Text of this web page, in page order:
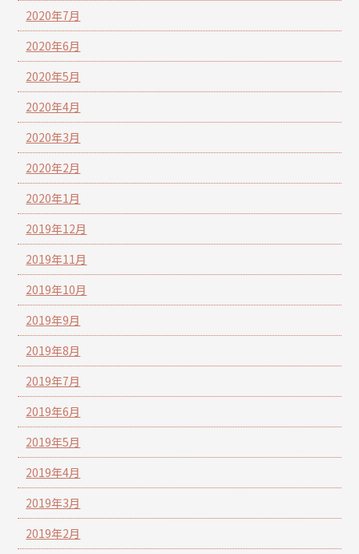
2020年7月
2020年6月
2020年5月
2020年4月
2020年3月
2020年2月
2020年1月
2019年12月
2019年11月
2019年10月
2019年9月
2019年8月
2019年7月
2019年6月
2019年5月
2019年4月
2019年3月
2019年2月